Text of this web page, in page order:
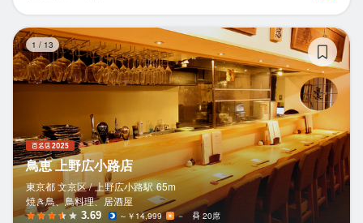
1 / 13
鳥恵 上野広小路店
東京都 文京区 / 上野広小路駅 65m
焼き鳥、鳥料理、居酒屋
3.69 ～￥14,999 － 20席